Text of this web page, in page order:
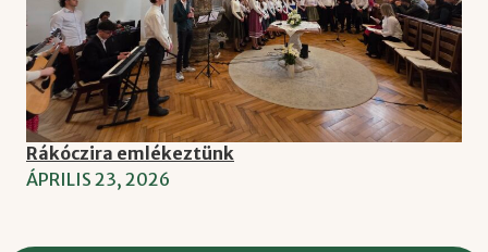
Rákóczira emlékeztünk
ÁPRILIS 23, 2026